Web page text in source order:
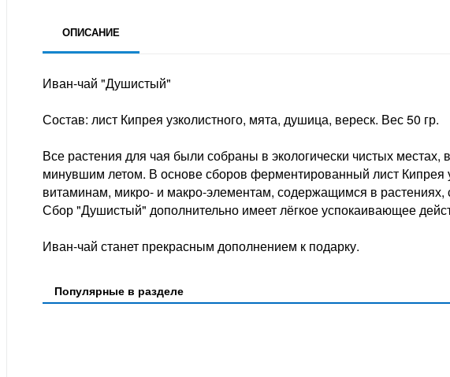
ОПИСАНИЕ
Иван-чай "Душистый"
Состав: лист Кипрея узколистного, мята, душица, вереск. Вес 50 гр.
Все растения для чая были собраны в экологически чистых
минувшим летом. В основе сборов ферментированный лист
витаминам, микро- и макро-элементам, содержащимся в
Сбор "Душистый" дополнительно имеет лёгкое успокаивающее
Иван-чай станет прекрасным дополнением к подарку.
Популярные в разделе